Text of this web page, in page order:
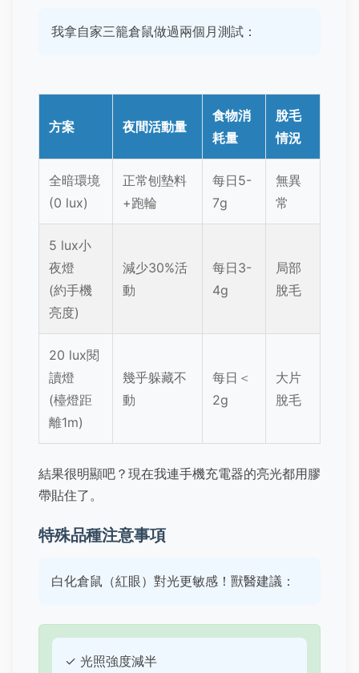
我拿自家三籠倉鼠做過兩個月測試：
方案 夜間活動量
食物消
耗量
脫毛
情況
全暗環境
(0 lux)
正常刨墊料
+跑輪
每日5-
7g
無異
常
5 lux小
夜燈
(約手機
亮度)
減少30%活
動
每日3-
4g
局部
脫毛
20 lux閱
讀燈
(檯燈距
離1m)
幾乎躲藏不
動
每日＜
2g
大片
脫毛
結果很明顯吧？現在我連手機充電器的亮光都用膠
帶貼住了。
特殊品種注意事項
白化倉鼠（紅眼）對光更敏感！獸醫建議：
✓ 光照強度減半